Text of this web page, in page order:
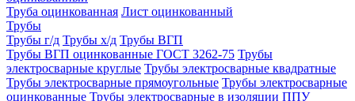
Труба оцинкованная Лист оцинкованный
Трубы
Трубы г/д Трубы х/д Трубы ВГП
Трубы ВГП оцинкованные ГОСТ 3262-75 Трубы
электросварные круглые Трубы электросварные квадратные
Трубы электросварные прямоугольные Трубы электросварные
оцинкованные Трубы электросварные в изоляции ППУ